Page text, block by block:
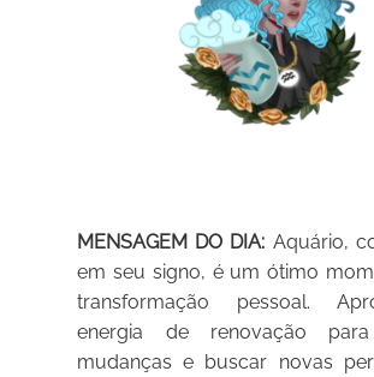
MENSAGEM DO DIA: Aquário,
em seu signo, é um ótimo
transformação pessoal.
energia de renovação
mudanças e buscar novas